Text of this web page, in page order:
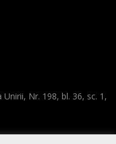
Nr. 198, bl. 36, sc. 1,